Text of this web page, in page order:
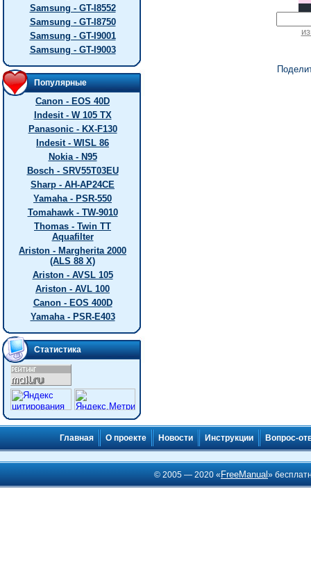
Samsung - GT-I8552
Samsung - GT-I8750
Samsung - GT-I9001
Samsung - GT-I9003
Популярные
Canon - EOS 40D
Indesit - W 105 TX
Panasonic - KX-F130
Indesit - WISL 86
Nokia - N95
Bosch - SRV55T03EU
Sharp - AH-AP24CE
Yamaha - PSR-550
Tomahawk - TW-9010
Thomas - Twin TT
Aquafilter
Ariston - Margherita 2000
(ALS 88 X)
Ariston - AVSL 105
Ariston - AVL 100
Canon - EOS 400D
Yamaha - PSR-E403
Статистика
Главная О проекте Новости Инструкции Вопрос-
© 2005 — 2020 « FreeManual»